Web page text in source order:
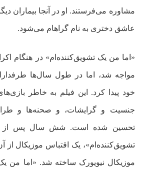
مشاوره می‌فرستند. او در آنجا بیماران
عاشق دختری به نام گراهام می‌شود.
«اما من یک تشویق‌کننده‌ام» در هنگام
مواجه شد، اما در طول سال‌ها
خود پیدا کرد. این فیلم به‌ خاطر
جنسیت و گرایشات، و صحنه‌ها و
تحسین شده است. شش سال پس از
تشویق‌کننده‌ام»، یک اقتباس موزیکال از
موزیکال نیویورک ساخته شد. «اما من